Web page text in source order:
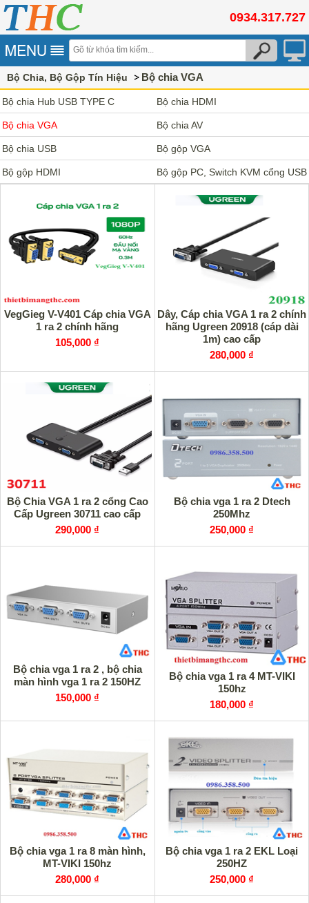
0934.317.727
Bộ Chia, Bộ Gộp Tín Hiệu Bộ chia VGA
Bộ chia Hub USB TYPE C Bộ chia HDMI
Bộ chia VGA Bộ chia AV
Bộ chia USB Bộ gộp VGA
Bộ gộp HDMI Bộ gộp PC, Switch KVM cổng USB
VegGieg V-V401 Cáp chia VGA
1 ra 2 chính hãng
105,000 ₫
Dây, Cáp chia VGA 1 ra 2 chính
hãng Ugreen 20918 (cáp dài
1m) cao cấp
280,000 ₫
Bộ Chia VGA 1 ra 2 cổng Cao
Cấp Ugreen 30711 cao cấp
290,000 ₫
Bộ chia vga 1 ra 2 Dtech
250Mhz
250,000 ₫
Bộ chia vga 1 ra 2 , bộ chia
màn hình vga 1 ra 2 150HZ
150,000 ₫
Bộ chia vga 1 ra 4 MT-VIKI
150hz
180,000 ₫
Bộ chia vga 1 ra 8 màn hình,
MT-VIKI 150hz
280,000 ₫
Bộ chia vga 1 ra 2 EKL Loại
250HZ
250,000 ₫